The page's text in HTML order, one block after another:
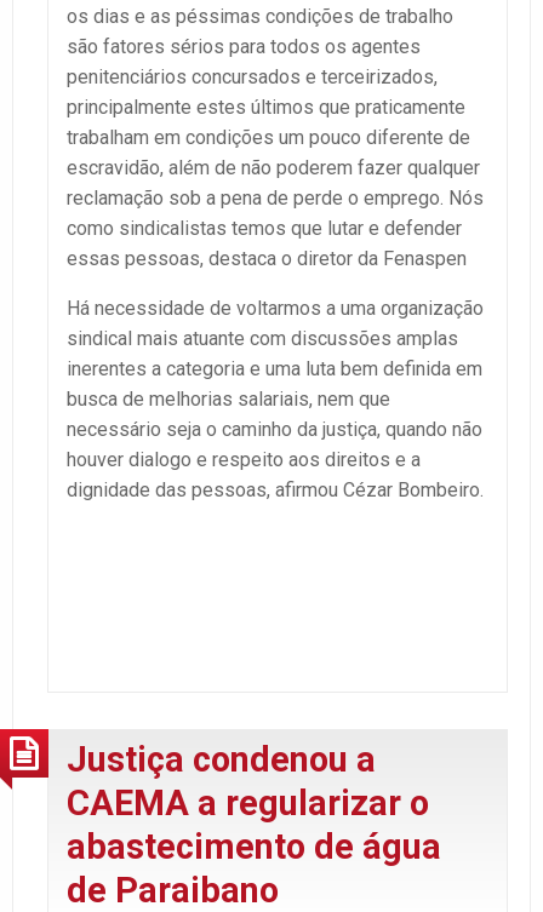
os dias e as péssimas condições de trabalho
são fatores sérios para todos os agentes
penitenciários concursados e terceirizados,
principalmente estes últimos que praticamente
trabalham em condições um pouco diferente de
escravidão, além de não poderem fazer qualquer
reclamação sob a pena de perde o emprego. Nós
como sindicalistas temos que lutar e defender
essas pessoas, destaca o diretor da Fenaspen
Há necessidade de voltarmos a uma organização
sindical mais atuante com discussões amplas
inerentes a categoria e uma luta bem definida em
busca de melhorias salariais, nem que
necessário seja o caminho da justiça, quando não
houver dialogo e respeito aos direitos e a
dignidade das pessoas, afirmou Cézar Bombeiro.
Justiça condenou a
CAEMA a regularizar o
abastecimento de água
de Paraibano